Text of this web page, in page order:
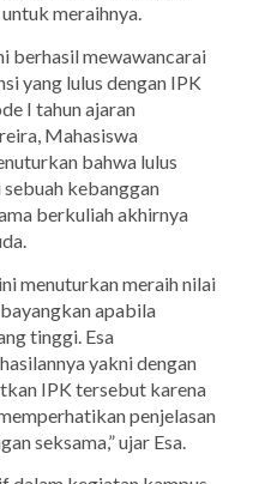
meraihnya.
berhasil mewawancarai
yang lulus dengan IPK
I tahun ajaran
Mahasiswa
bahwa lulus
kebanggan
berkuliah akhirnya
menuturkan meraih nilai
apabila
tinggi. Esa
yakni dengan
IPK tersebut karena
penjelasan
seksama,” ujar Esa.